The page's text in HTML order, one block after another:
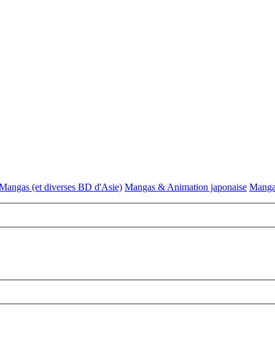
(et diverses BD d'Asie) Mangas & Animation japonaise